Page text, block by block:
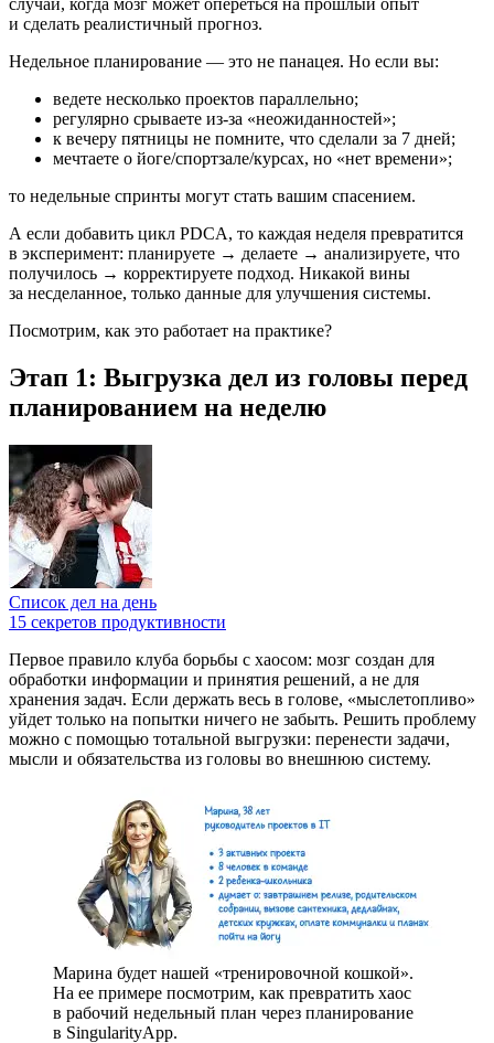
и сделать реалистичный прогноз.
Недельное планирование — это не панацея. Но если вы:
ведете несколько проектов параллельно;
регулярно срываете из-за «неожиданностей»;
к вечеру пятницы не помните, что сделали за 7 дней;
мечтаете о йоге/спортзале/курсах, но «нет времени»;
то недельные спринты могут стать вашим спасением.
А если добавить цикл PDCA, то каждая неделя превратится
в эксперимент: планируете → делаете → анализируете, что
получилось → корректируете подход. Никакой вины
за несделанное, только данные для улучшения системы.
Посмотрим, как это работает на практике?
Этап 1: Выгрузка дел из головы перед
планированием на неделю
Список дел на день
15 секретов продуктивности
Первое правило клуба борьбы с хаосом: мозг создан для
обработки информации и принятия решений, а не для
хранения задач. Если держать весь в голове, «мыслетопливо»
уйдет только на попытки ничего не забыть. Решить проблему
можно с помощью тотальной выгрузки: перенести задачи,
мысли и обязательства из головы во внешнюю систему.
Марина будет нашей «тренировочной кошкой».
На ее примере посмотрим, как превратить хаос
в рабочий недельный план через планирование
в SingularityApp.